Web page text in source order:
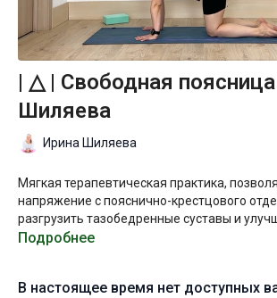
| △ | Свободная
Шиляева
Ирина Шиляева
Мягкая терапевтическая практика,
напряжение с пояснично-крестцового
разгрузить тазобедренные суставы и улучшить циркуляцию
в области таза.
напряжения в области поясницы и общей
Подробнее
В настоящее время нет доступных